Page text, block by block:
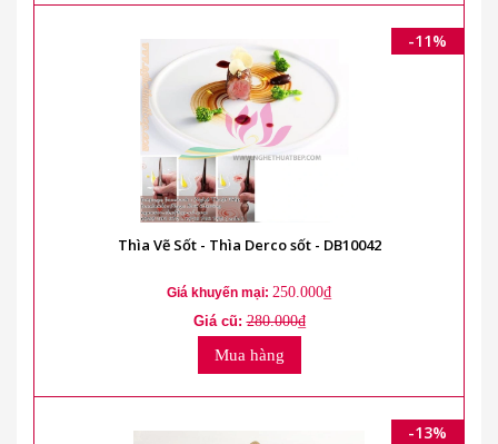
-11%
Thìa Vẽ Sốt - Thìa Derco sốt - DB10042
Giá khuyến mại: 250.000₫
Giá cũ:280.000₫
Mua hàng
-13%